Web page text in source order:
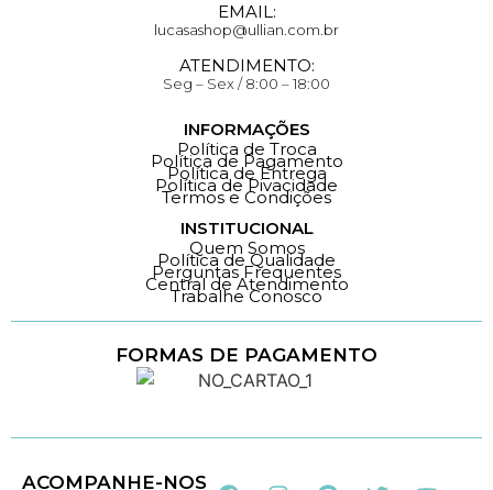
EMAIL:
lucasashop@ullian.com.br
ATENDIMENTO:
Seg – Sex / 8:00 – 18:00
INFORMAÇÕES
Política de Troca
Política de Pagamento
Política de Entrega
Política de Pivacidade
Termos e Condições
INSTITUCIONAL
Quem Somos
Política de Qualidade
Perguntas Frequentes
Central de Atendimento
Trabalhe Conosco
FORMAS DE PAGAMENTO
ACOMPANHE-NOS